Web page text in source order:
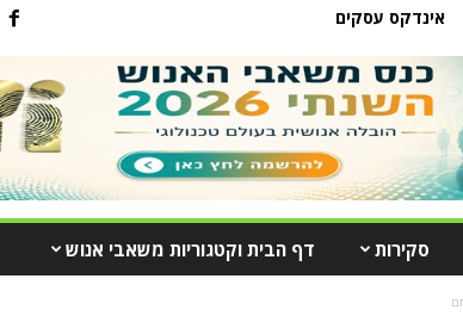
אינדקס עסקים
סקירות דף הבית וקטגוריות משאבי אנוש